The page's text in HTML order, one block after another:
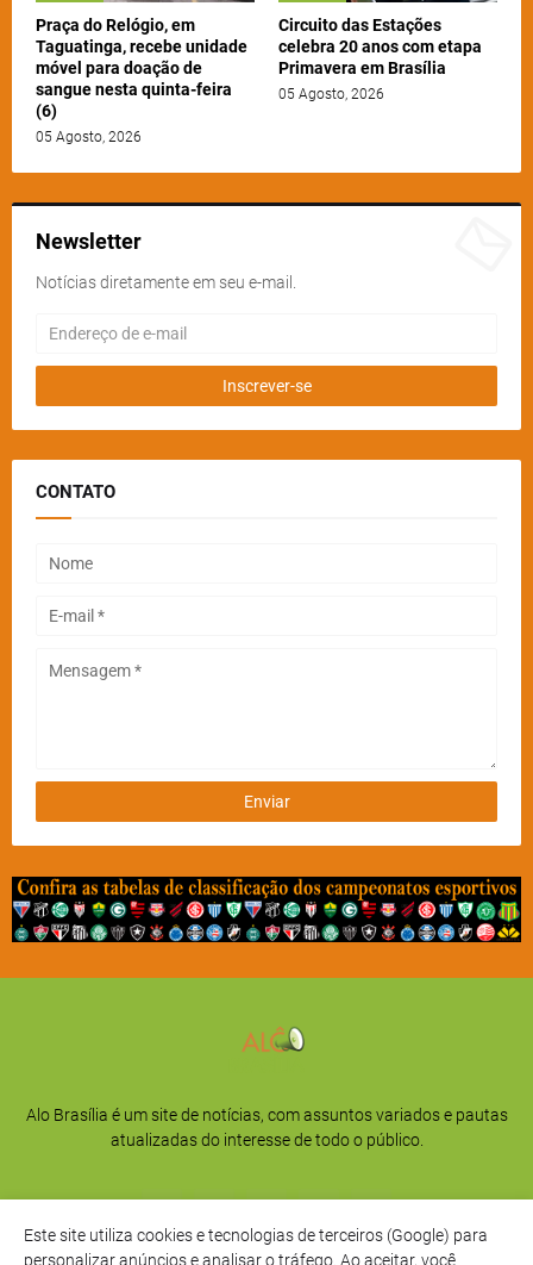
Praça do Relógio, em
Taguatinga, recebe unidade
móvel para doação de
sangue nesta quinta-feira
(6)
05 Agosto, 2026
Circuito das Estações
celebra 20 anos com etapa
Primavera em Brasília
05 Agosto, 2026
Newsletter
Notícias diretamente em seu e-mail.
CONTATO
Alo Brasília é um site de notícias, com assuntos variados e pautas
atualizadas do interesse de todo o público.
Este site utiliza cookies e tecnologias de terceiros (Google) para
personalizar anúncios e analisar o tráfego. Ao aceitar, você